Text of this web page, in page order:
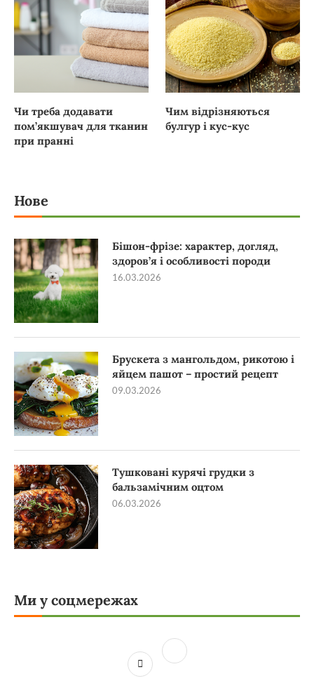
Чи треба додавати
пом’якшувач для тканин
при пранні
Чим відрізняються
булгур і кус-кус
Нове
Бішон-фрізе: характер, догляд,
здоров’я і особливості породи
16.03.2026
Брускета з мангольдом, рикотою і
яйцем пашот – простий рецепт
09.03.2026
Тушковані курячі грудки з
бальзамічним оцтом
06.03.2026
Ми у соцмережах